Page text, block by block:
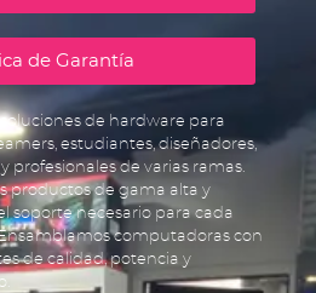
de Garantía
de hardware para
estudiantes, diseñadores,
profesionales de varias ramas.
productos de gama alta y
soporte necesario para cada
computadoras con
de calidad, potencia y